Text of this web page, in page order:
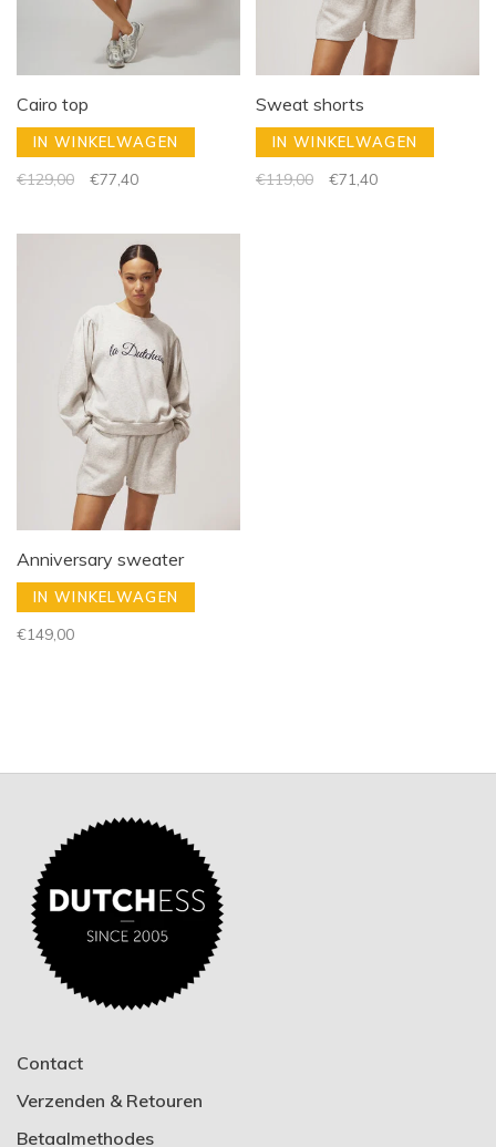
Cairo top
IN WINKELWAGEN
€129,00 €77,40
Sweat shorts
IN WINKELWAGEN
€119,00 €71,40
Anniversary sweater
IN WINKELWAGEN
€149,00
Contact
Verzenden & Retouren
Betaalmethodes